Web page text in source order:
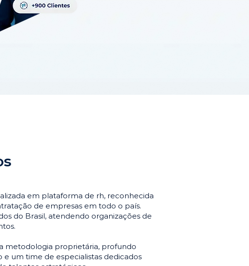
em plataforma de rh, reconhecida
de empresas em todo o país.
do Brasil, atendendo organizações de
metodologia proprietária, profundo
um time de especialistas dedicados